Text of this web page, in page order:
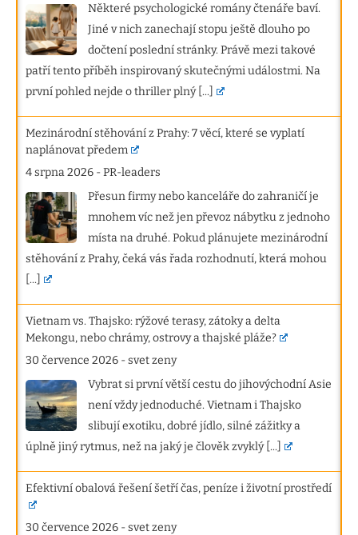
Některé psychologické romány čtenáře baví.
Jiné v nich zanechají stopu ještě dlouho po
dočtení poslední stránky. Právě mezi takové
patří tento příběh inspirovaný skutečnými událostmi. Na
první pohled nejde o thriller plný [...]
Mezinárodní stěhování z Prahy: 7 věcí, které se vyplatí
naplánovat předem
4 srpna 2026 -PR-leaders
Přesun firmy nebo kanceláře do zahraničí je
mnohem víc než jen převoz nábytku z jednoho
místa na druhé. Pokud plánujete mezinárodní
stěhování z Prahy, čeká vás řada rozhodnutí, která mohou
[...]
Vietnam vs. Thajsko: rýžové terasy, zátoky a delta
Mekongu, nebo chrámy, ostrovy a thajské pláže?
30 července 2026 -svet zeny
Vybrat si první větší cestu do jihovýchodní Asie
není vždy jednoduché. Vietnam i Thajsko
slibují exotiku, dobré jídlo, silné zážitky a
úplně jiný rytmus, než na jaký je člověk zvyklý [...]
Efektivní obalová řešení šetří čas, peníze i životní prostředí
30 července 2026 -svet zeny